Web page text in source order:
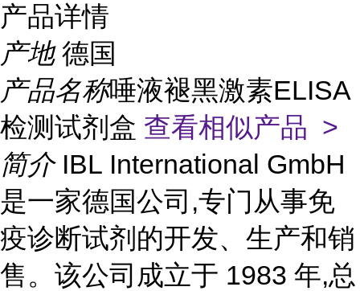
产品详情
产地 德国
产品名称唾液褪黑激素ELISA
检测试剂盒 查看相似产品 >
简介 IBL International GmbH
是一家德国公司,专门从事免
疫诊断试剂的开发、生产和销
售。该公司成立于 1983 年,总